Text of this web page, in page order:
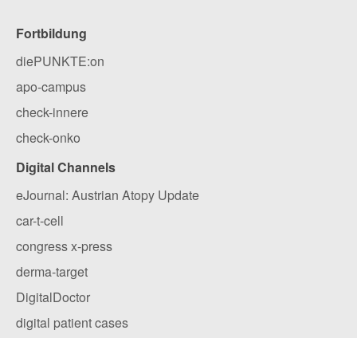
Fortbildung
diePUNKTE:on
apo-campus
check-innere
check-onko
Digital Channels
eJournal: Austrian Atopy Update
car-t-cell
congress x-press
derma-target
DigitalDoctor
digital patient cases